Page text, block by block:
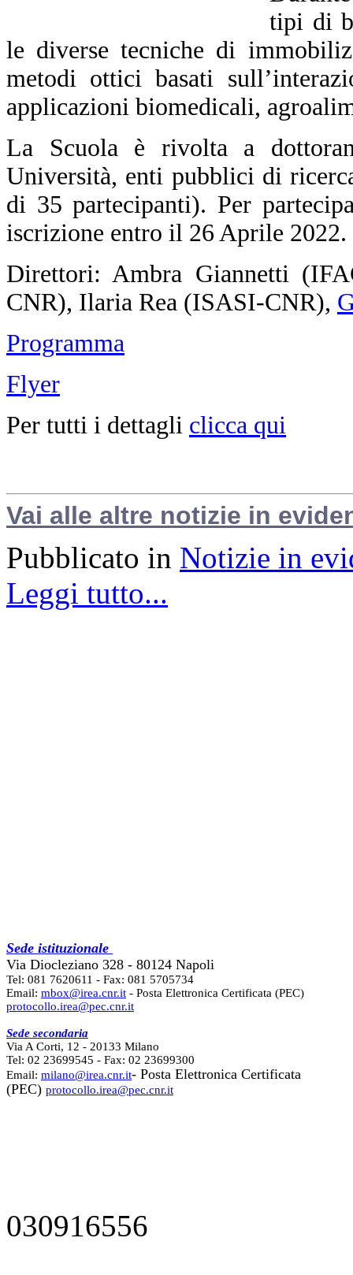
tipi di
le diverse tecniche di
metodi ottici basati
applicazioni biomedicali,
La Scuola è rivolta a
Università, enti pubblici di
di 35 partecipanti). Per
iscrizione entro il 26 Aprile 2022.
Direttori: Ambra Giannetti
CNR), Ilaria Rea (ISASI-CNR),
Programma
Flyer
Per tutti i dettagli clicca qui
Vai alle altre notizie in
Pubblicato in Notizie in
Leggi tutto...
Sede istituzionale
Via Diocleziano 328 - 80124 Napoli
Tel: 081 7620611 - Fax: 081 5705734
Email: mbox@irea.cnr.it - Posta Elettronica Certificata (PEC)
protocollo.irea@pec.cnr.it
Sede secondaria
Via A Corti, 12 - 20133 Milano
Tel: 02 23699545 - Fax: 02 23699300
Email: milano@irea.cnr.it- Posta Elettronica Certificata
(PEC) protocollo.irea@pec.cnr.it
030916556